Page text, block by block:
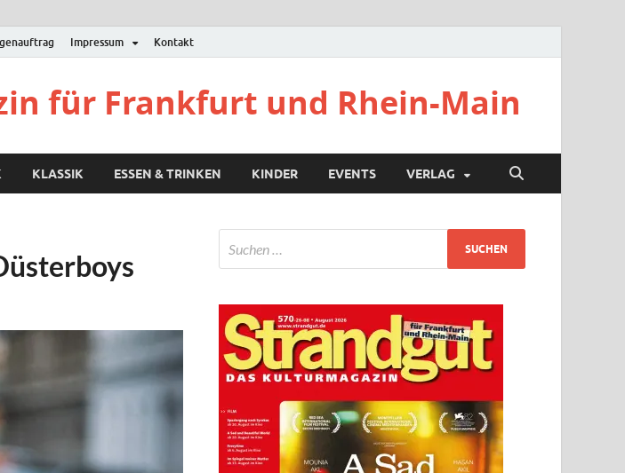
Impressum Kontakt
für Frankfurt und Rhein-Main
KLASSIK ESSEN & TRINKEN KINDER EVENTS VERLAG